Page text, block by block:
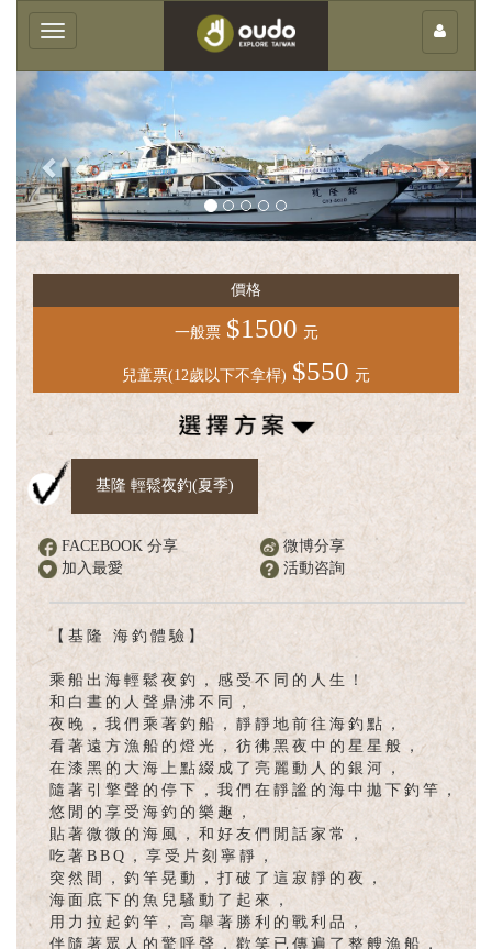
客
庄
服
English
×
Toggle
navigation
Previous Next
價格
一般票 $1500 元
兒童票(12歲以下不拿桿) $550 元
基隆 輕鬆夜釣(夏季)
FACEBOOK 分享
微博分享
加入最愛
活動咨詢
【基隆 海釣體驗】
乘船出海輕鬆夜釣，感受不同的人生！
和白晝的人聲鼎沸不同，
夜晚，我們乘著釣船，靜靜地前往海釣點，
看著遠方漁船的燈光，彷彿黑夜中的星星般，
在漆黑的大海上點綴成了亮麗動人的銀河，
隨著引擎聲的停下，我們在靜謐的海中拋下釣竿，
悠閒的享受海釣的樂趣，
貼著微微的海風，和好友們閒話家常，
吃著BBQ，享受片刻寧靜，
突然間，釣竿晃動，打破了這寂靜的夜，
海面底下的魚兒騷動了起來，
用力拉起釣竿，高舉著勝利的戰利品，
伴隨著眾人的驚呼聲，歡笑已傳遍了整艘漁船，